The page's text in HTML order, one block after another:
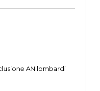
AN lombardi